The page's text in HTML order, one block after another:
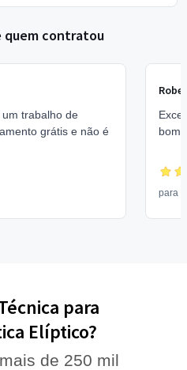
quem contratou
trabalho de
grátis e não é
bom
para
para
Elíptico?
de 250 mil